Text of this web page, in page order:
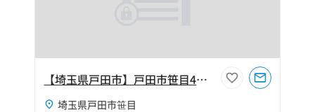
【埼玉県戸田市】戸田市笹目4丁目140坪倉庫
埼玉県戸田市笹目